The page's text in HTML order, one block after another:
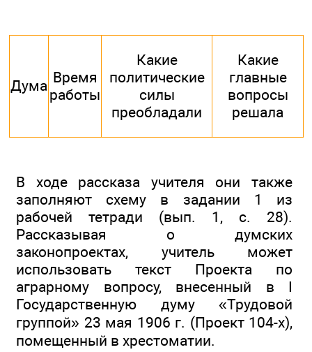
Дума Время
работы
Какие
политические
силы
преобладали
Какие
главные
вопросы
решала
В ходе рассказа учителя они также
заполняют схему в задании 1 из
рабочей тетради (вып. 1, с. 28).
Рассказывая о думских
законопроектах, учитель может
использовать текст Проекта по
аграрному вопросу, внесенный в I
Государственную думу «Трудовой
группой» 23 мая 1906 г. (Проект 104-х),
помещенный в хрестоматии.